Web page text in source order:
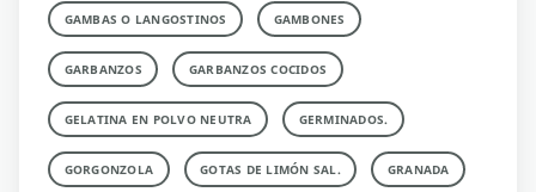
GAMBAS O LANGOSTINOS GAMBONES
GARBANZOS GARBANZOS COCIDOS
GELATINA EN POLVO NEUTRA GERMINADOS.
GORGONZOLA GOTAS DE LIMÓN SAL. GRANADA